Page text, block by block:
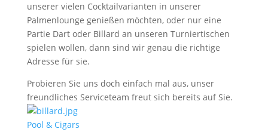
unserer vielen Cocktailvarianten in unserer
Palmenlounge genießen möchten, oder nur eine
Partie Dart oder Billard an unseren Turniertischen
spielen wollen, dann sind wir genau die richtige
Adresse für sie.
Probieren Sie uns doch einfach mal aus, unser
freundliches Serviceteam freut sich bereits auf Sie.
Pool & Cigars